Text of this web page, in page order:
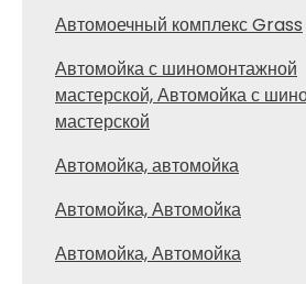
Автомоечный комплекс Grass
Автомойка с шиномонтажной
мастерской, Автомойка с
мастерской
Автомойка, автомойка
Автомойка, Автомойка
Автомойка, Автомойка